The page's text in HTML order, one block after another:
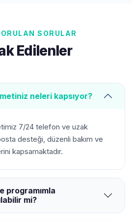
SORULAR
Edilenler
neleri kapsıyor?
7/24 telefon ve uzak
desteği, düzenli bakım ve
kapsamaktadır.
programımla
mi?